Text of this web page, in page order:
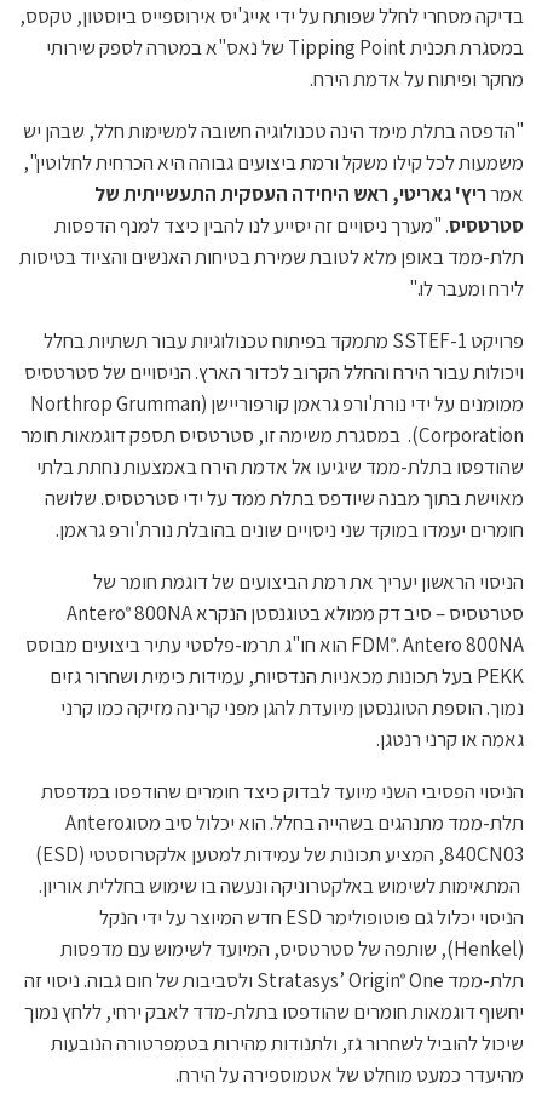
בדיקה מסחרי לחלל שפותח על ידי אייג'יס אירוספייס ביוסטון, טקסס,
במסגרת תכנית Tipping Point של נאס"א במטרה לספק שירותי
מחקר ופיתוח על אדמת הירח.
"הדפסה בתלת מימד הינה טכנולוגיה חשובה למשימות חלל, שבהן יש
משמעות לכל קילו משקל ורמת ביצועים גבוהה היא הכרחית לחלוטין",
אמרריץ' גאריטי, ראש היחידה העסקית התעשייתית של
סטרטסיס. "מערך ניסויים זה יסייע לנו להבין כיצד למנף הדפסות
תלת-ממד באופן מלא לטובת שמירת בטיחות האנשים והציוד בטיסות
לירח ומעבר לו."
פרויקט SSTEF-1 מתמקד בפיתוח טכנולוגיות עבור תשתיות בחלל
ויכולות עבור הירח והחלל הקרוב לכדור הארץ. הניסויים של סטרטסיס
ממומנים על ידי נורת'ורפ גראמן קורפוריישן (Northrop Grumman
Corporation). במסגרת משימה זו, סטרטסיס תספק דוגמאות חומר
שהודפסו בתלת-ממד שיגיעו אל אדמת הירח באמצעות נחתת בלתי
מאוישת בתוך מבנה שיודפס בתלת ממד על ידי סטרטסיס. שלושה
חומרים יעמדו במוקד שני ניסויים שונים בהובלת נורת'ורפ גראמן.
הניסוי הראשון יעריך את רמת הביצועים של דוגמת חומר של
סטרטסיס – סיב דק ממולא בטוגנסטן הנקרא Antero
® 800NA
FDM®
. Antero 800NA הוא חו"ג תרמו-פלסטי עתיר ביצועים מבוסס
PEKK בעל תכונות מכאניות הנדסיות, עמידות כימית ושחרור גזים
נמוך. הוספת הטוגנסטן מיועדת להגן מפני קרינה מזיקה כמו קרני
גאמה או קרני רנטגן.
הניסוי הפסיבי השני מיועד לבדוק כיצד חומרים שהודפסו במדפסת
תלת-ממד מתנהגים בשהייה בחלל. הוא יכלול סיב מסוגAntero
840CN03, המציע תכונות של עמידות למטען אלקטרוסטטי (ESD)
המתאימות לשימוש באלקטרוניקה ונעשה בו שימוש בחללית אוריון.
הניסוי יכלול גם פוטופולימר ESD חדש המיוצר על ידי הנקל
(Henkel), שותפה של סטרטסיס, המיועד לשימוש עם מדפסות
תלת-ממד Stratasys’ Origin
®
One ולסביבות של חום גבוה. ניסוי זה
יחשוף דוגמאות חומרים שהודפסו בתלת-מדד לאבק ירחי, ללחץ נמוך
שיכול להוביל לשחרור גז, ולתנודות מהירות בטמפרטורה הנובעות
מהיעדר כמעט מוחלט של אטמוספירה על הירח.